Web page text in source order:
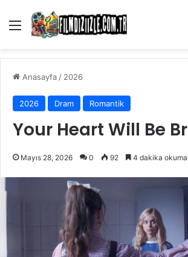
Menü
Anasayfa/ 2026
2026 Dram Romantik
Your Heart Will Be
Mayıs 28, 2026 0 92 4 dakika okuma